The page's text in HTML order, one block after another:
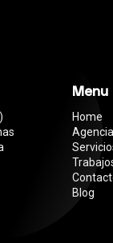
Menu
Home
Blog